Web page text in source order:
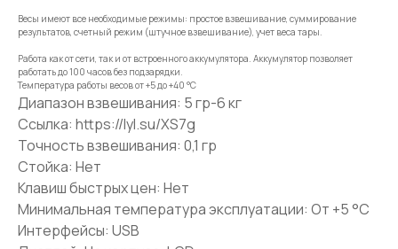
Весы имеют все необходимые режимы: простое взвешивание, суммирование
результатов, счетный режим (штучное взвешивание), учет веса тары.
Работа как от сети, так и от встроенного аккумулятора. Аккумулятор позволяет
работать до 100 часов без подзарядки.
Температура работы весов от +5 до +40 °C
Диапазон взвешивания: 5 гр-6 кг
Ссылка: https://lyl.su/XS7g
Точность взвешивания: 0,1 гр
Стойка: Нет
Клавиш быстрых цен: Нет
Минимальная температура эксплуатации: От +5 °C
Интерфейсы: USB